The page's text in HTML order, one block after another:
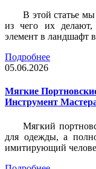
В этой статье
из чего их делают,
элемент в ландшафт
Подробнее
05.06.2026
Мягкие
Инструмент
Мягкий
для одежды, а
имитирующий